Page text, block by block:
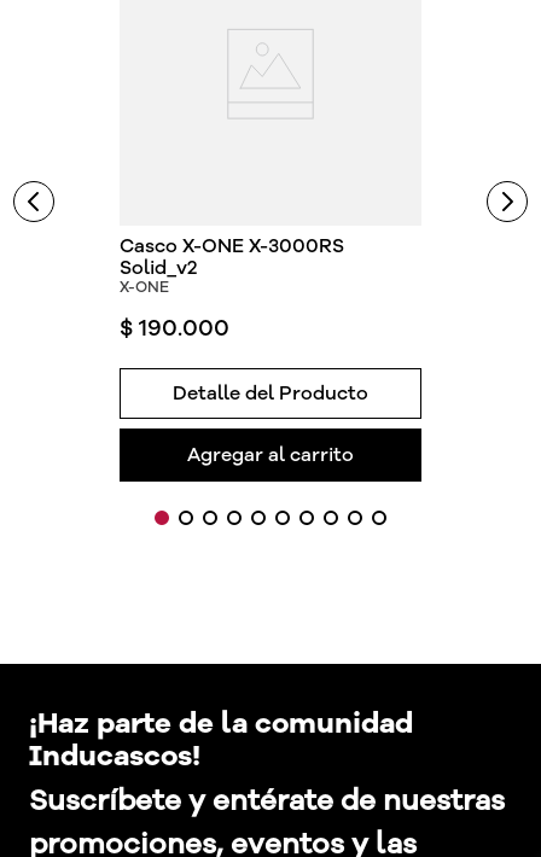
Casco X-ONE X-3000RS
Solid_v2
X-ONE
$ 190.000
Detalle del Producto
Agregar al carrito
¡Haz parte de la comunidad
Inducascos!
Suscríbete y entérate de nuestras
promociones, eventos y las